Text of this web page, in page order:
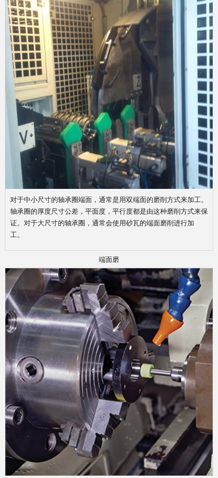
对于中小尺寸的轴承圈端面，通常是用双端面的磨削方式来加工。
轴承圈的厚度尺寸公差，平面度，平行度都是由这种磨削方式来保
证。对于大尺寸的轴承圈，通常会使用砂瓦的端面磨削进行加
工。
端面磨